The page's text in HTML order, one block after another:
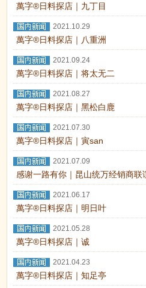
萬字®日料探店｜九丁目
2021.10.29
萬字®日料探店｜八重洲
2021.09.24
萬字®日料探店｜将太无二
2021.08.27
萬字®日料探店｜黑松白鹿
2021.07.30
萬字®日料探店｜寅san
2021.07.09
感谢一路有你｜昆山统万经销商联
2021.06.17
萬字®日料探店｜明日叶
2021.05.28
萬字®日料探店｜诚
2021.04.23
萬字®日料探店｜知足亭